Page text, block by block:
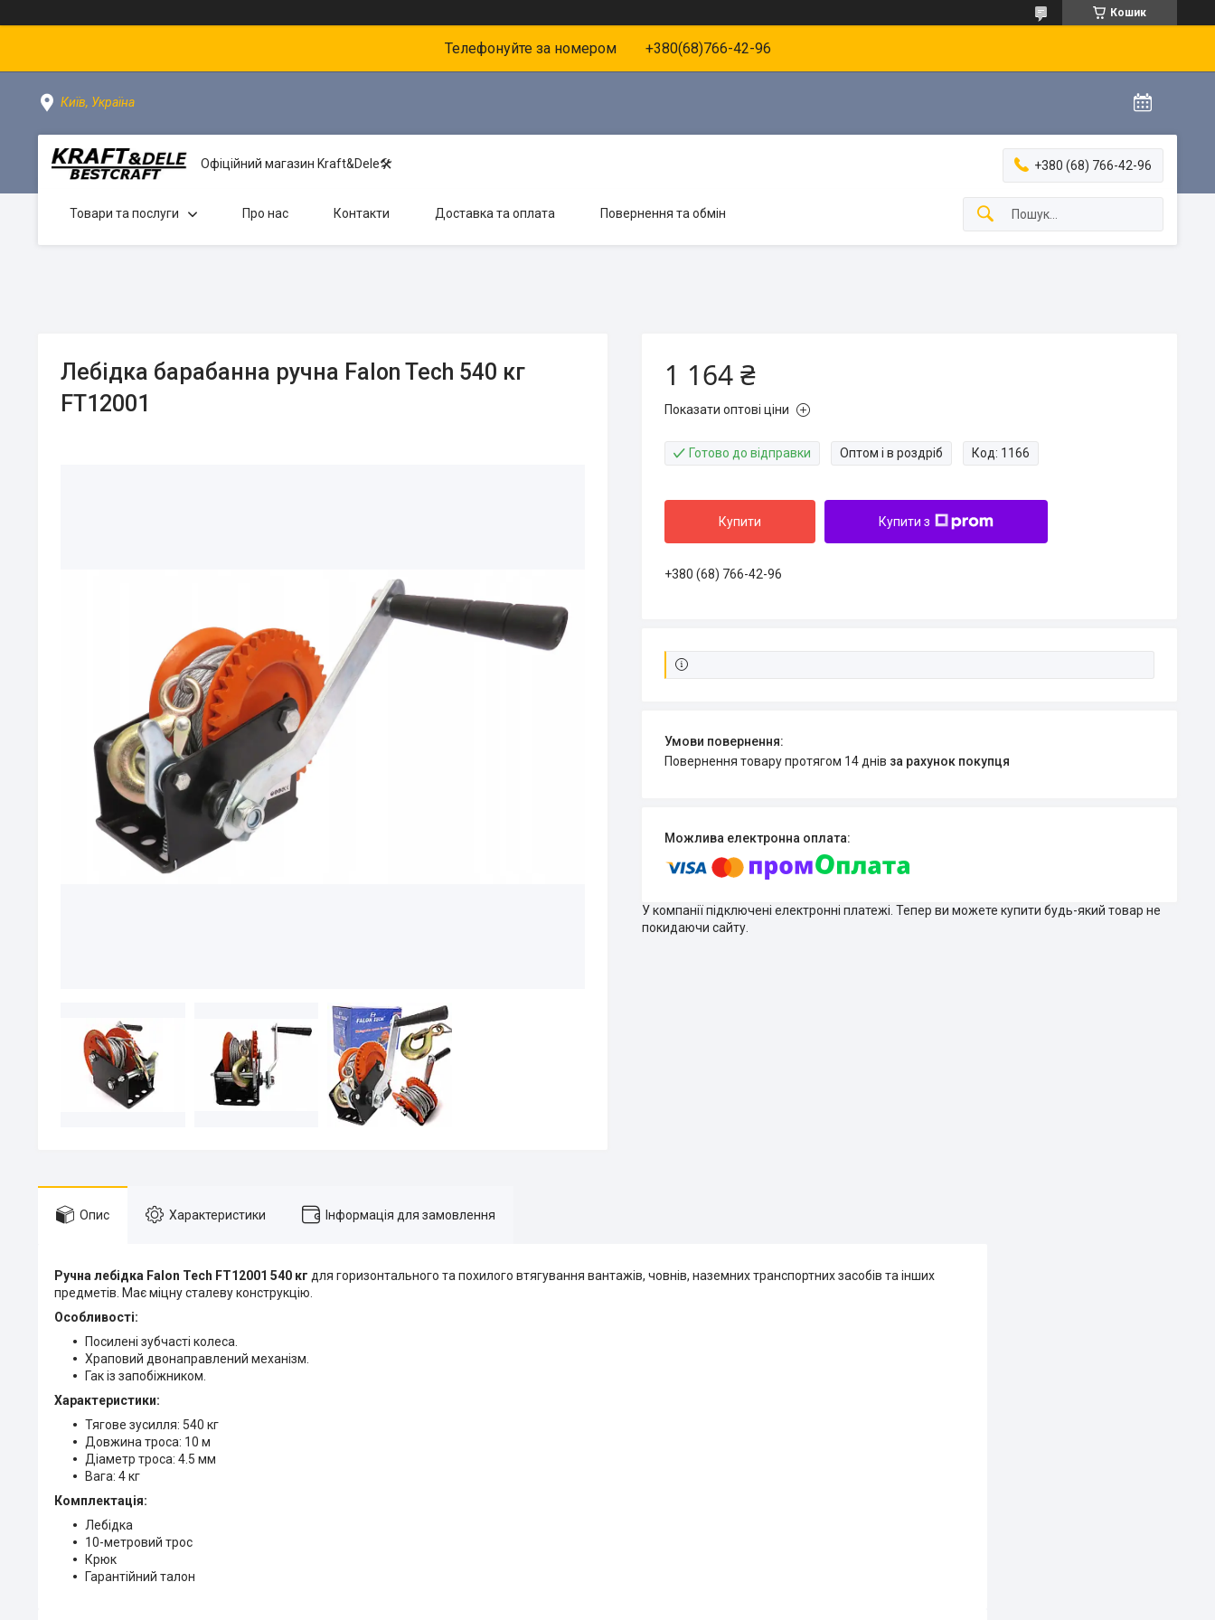
Кошик
Телефонуйте за номером +380(68)766-42-96
Київ, Україна
Офіційний магазин Kraft&Dele🛠 +380 (68) 766-42-96
Товари та послуги Про нас Контакти Доставка та оплата Повернення та обмін
Лебідка барабанна ручна Falon Tech 540 кг
FT12001
1 164 ₴
Показати оптові ціни
Готово до відправки Оптом і в роздріб Код: 1166
Купити Купити з
+380 (68) 766-42-96
повернення товару протягом 14 днів за рахунок покупця
У компанії підключені електронні платежі. Тепер ви можете купити будь-який товар не
покидаючи сайту.
Опис Характеристики Інформація для замовлення
Ручна лебідка Falon Tech FT12001 540 кг для горизонтального та похилого втягування вантажів, човнів, наземних транспортних засобів та інших
предметів. Має міцну сталеву конструкцію.
Особливості:
Посилені зубчасті колеса.
Храповий двонаправлений механізм.
Гак із запобіжником.
Характеристики:
Тягове зусилля: 540 кг
Довжина троса: 10 м
Діаметр троса: 4.5 мм
Вага: 4 кг
Комплектація:
Лебідка
10-метровий трос
Крюк
Гарантійний талон